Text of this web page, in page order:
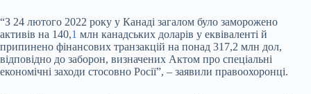
“З 24 лютого 2022 року у Канаді загалом було заморожено
активів на 140,1 млн канадських доларів у еквіваленті й
припинено фінансових транзакцій на понад 317,2 млн дол,
відповідно до заборон, визначених Актом про спеціальні
економічні заходи стосовно Росії”, – заявили правоохоронці.